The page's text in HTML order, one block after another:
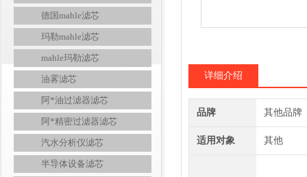
德国mahle滤芯
玛勒mahle滤芯
mahle玛勒滤芯
油雾滤芯
阿*油过滤器滤芯
阿*精密过滤器滤芯
汽水分析仪滤芯
半导体设备滤芯
详细介绍
品牌 其他品牌
适用对象 其他